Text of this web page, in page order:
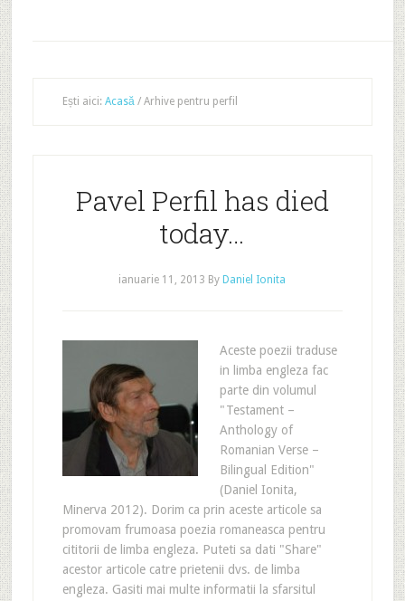
Ești aici: Acasă /Arhive pentru perfil
Pavel Perfil has died
today…
ianuarie 11, 2013 By Daniel Ionita
Aceste poezii traduse
in limba engleza fac
parte din volumul
"Testament –
Anthology of
Romanian Verse –
Bilingual Edition"
(Daniel Ionita,
Minerva 2012). Dorim ca prin aceste articole sa
promovam frumoasa poezia romaneasca pentru
cititorii de limba engleza. Puteti sa dati "Share"
acestor articole catre prietenii dvs. de limba
engleza. Gasiti mai multe informatii la sfarsitul